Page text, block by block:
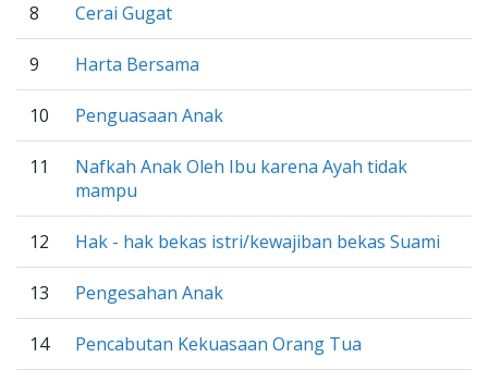
8 Cerai Gugat
9 Harta Bersama
10 Penguasaan Anak
11
Nafkah Anak Oleh Ibu karena Ayah tidak
mampu
12 Hak - hak bekas istri/kewajiban bekas Suami
13 Pengesahan Anak
14 Pencabutan Kekuasaan Orang Tua